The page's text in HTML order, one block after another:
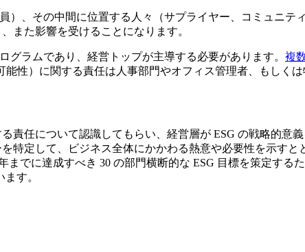
）、その中間に位置する人々（サプライヤー、コミュニ
また影響を受けることになります。
グラムであり、経営トップが主導する必要があります。 複
性）に関する責任は人事部門やオフィス管理者、もしく
責任について認識してもらい、経営層が ESG の戦略的意
特定して、ビジネス全体にかかわる熱意や必要性を示す
でに達成すべき 30 の部門横断的な ESG 目標を策定する
す。